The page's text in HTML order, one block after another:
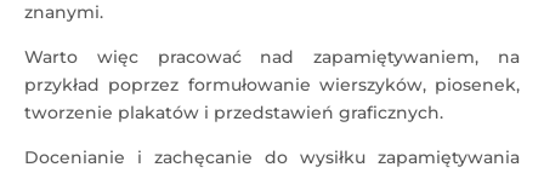
znanymi.
Warto więc pracować nad zapamiętywaniem, na
przykład poprzez formułowanie wierszyków, piosenek,
tworzenie plakatów i przedstawień graficznych.
Docenianie i zachęcanie do wysiłku zapamiętywania